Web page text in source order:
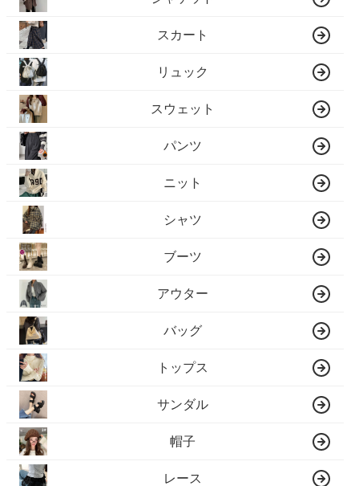
スカート
リュック
スウェット
パンツ
ニット
シャツ
ブーツ
アウター
バッグ
トップス
サンダル
帽子
レース